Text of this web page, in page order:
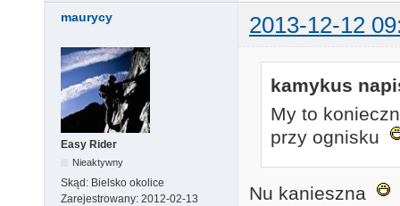
maurycy 2013-12-12
Easy Rider
Nieaktywny
Skąd: Bielsko okolice
Zarejestrowany: 2012-02-13
kamykus
My to
przy ognisku
Nu kanieszna